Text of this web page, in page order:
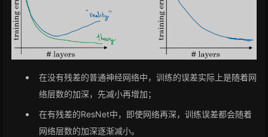
在没有残差的普通神经网络中，训练的误差实际上是随着网
络层数的加深，先减小再增加；
在有残差的ResNet中，即使网络再深，训练误差都会随着
网络层数的加深逐渐减小。